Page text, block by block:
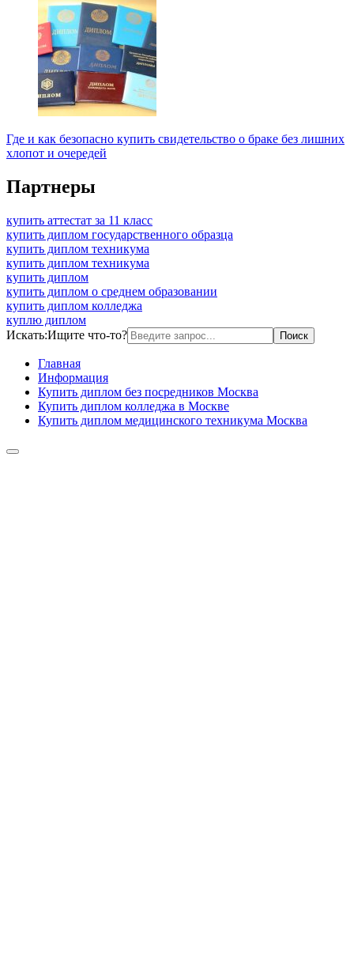
Где и как безопасно купить свидетельство о браке без лишних
хлопот и очередей
Партнеры
купить аттестат за 11 класс
купить диплом государственного образца
купить диплом техникума
купить диплом техникума
купить диплом
купить диплом о среднем образовании
купить диплом колледжа
куплю диплом
Искать:Ищите что-то?
Главная
Информация
Купить диплом без посредников Москва
Купить диплом колледжа в Москве
Купить диплом медицинского техникума Москва